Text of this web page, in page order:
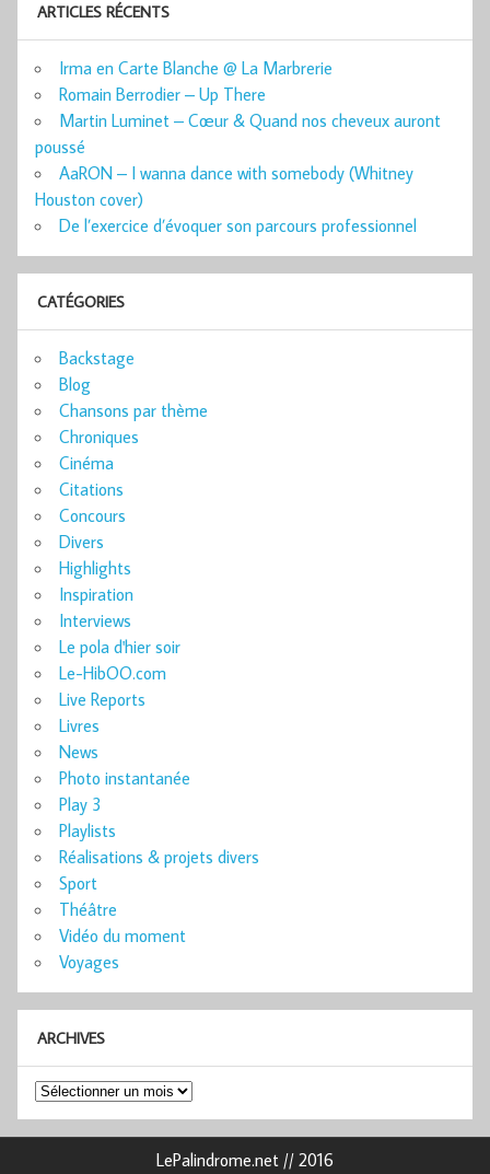
ARTICLES RÉCENTS
Irma en Carte Blanche @ La Marbrerie
Romain Berrodier – Up There
Martin Luminet – Cœur & Quand nos cheveux auront
poussé
AaRON – I wanna dance with somebody (Whitney
Houston cover)
De l’exercice d’évoquer son parcours professionnel
CATÉGORIES
Backstage
Blog
Chansons par thème
Chroniques
Cinéma
Citations
Concours
Divers
Highlights
Inspiration
Interviews
Le pola d'hier soir
Le-HibOO.com
Live Reports
Livres
News
Photo instantanée
Play 3
Playlists
Réalisations & projets divers
Sport
Théâtre
Vidéo du moment
Voyages
ARCHIVES
Archives
LePalindrome.net // 2016